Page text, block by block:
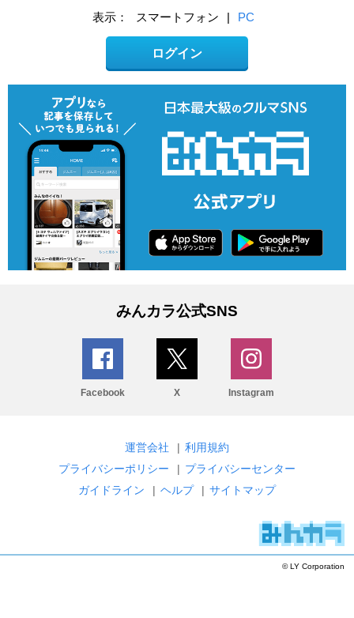
表示： スマートフォン | PC
ログイン
みんカラ公式SNS
Facebook X Instagram
運営会社 | 利用規約
プライバシーポリシー
| プライバシーセンター
ガイドライン
| ヘルプ | サイトマップ
© LY Corporation